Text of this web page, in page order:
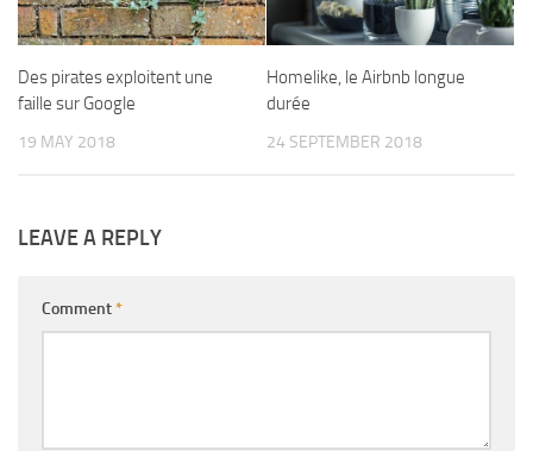
Des pirates exploitent une
faille sur Google
19 MAY 2018
Homelike, le Airbnb longue
durée
24 SEPTEMBER 2018
LEAVE A REPLY
Comment*